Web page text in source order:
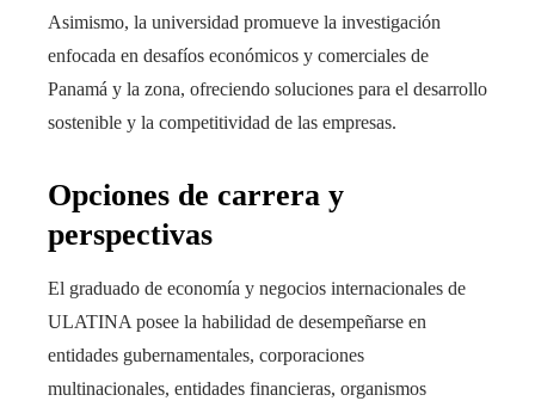
Asimismo, la universidad promueve la investigación
enfocada en desafíos económicos y comerciales de
Panamá y la zona, ofreciendo soluciones para el desarrollo
sostenible y la competitividad de las empresas.
Opciones de carrera y
perspectivas
El graduado de economía y negocios internacionales de
ULATINA posee la habilidad de desempeñarse en
entidades gubernamentales, corporaciones
multinacionales, entidades financieras, organismos